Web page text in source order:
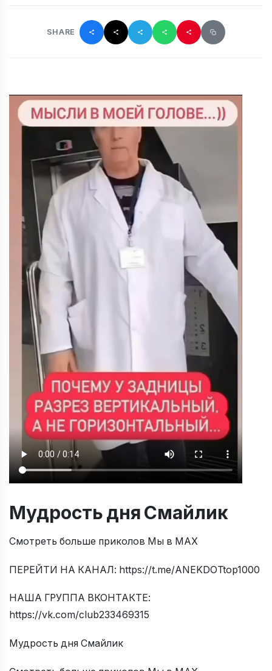
SHARE
Мудрость дня Смайлик
Смотреть больше приколов Мы в МАХ
ПЕРЕЙТИ НА КАНАЛ: https://t.me/ANEKDOTtop1000
НАША ГРУППА ВКОНТАКТЕ:
https://vk.com/club233469315
Мудрость дня Смайлик